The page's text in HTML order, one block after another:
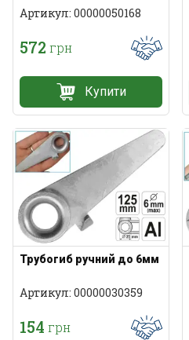
Артикул: 00000050168
572 грн
Купити
Трубогиб ручний до 6мм
Артикул: 00000030359
154 грн